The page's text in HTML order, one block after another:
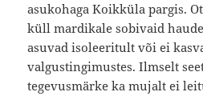
asukohaga Koikküla pargis.
küll mardikale sobivaid
asuvad isoleeritult või ei
valgustingimustes. Ilmselt
tegevusmärke ka mujalt ei